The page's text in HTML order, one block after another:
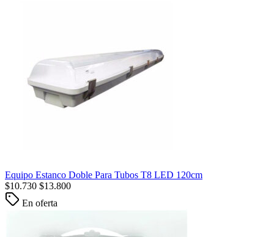
Equipo Estanco Doble Para Tubos T8 LED 120cm
$10.730 $13.800
En oferta